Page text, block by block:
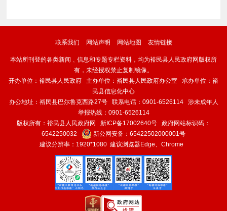
联系我们 网站声明 网站地图 友情链接
本站所刊登的各类新闻﹑信息和专题专栏资料，均为裕民县人民政府网版权所
有，未经授权禁止复制镜像。
开办单位：裕民县人民政府 主办单位：裕民县人民政府办公室 承办单位：裕
民县信息化中心
办公地址：裕民县巴尔鲁克西路27号 联系电话：0901-6526114 涉未成年人
举报热线：0901-6526114
版权所有：裕民县人民政府网 新ICP备17002640号 政府网站标识码：
6542250032
新公网安备： 65422502000001号
建议分辨率：1920*1080 建议浏览器Edge、Chrome